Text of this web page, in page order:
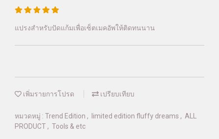
แปรงสำหรับปัดแก้มเพื่อเซ็ตเมคอัพให้ติดทนนาน
เพิ่มรายการโปรด เปรียบเทียบ
หมวดหมู่ : Trend Edition , limited edition fluffy dreams , ALL
PRODUCT , Tools & etc